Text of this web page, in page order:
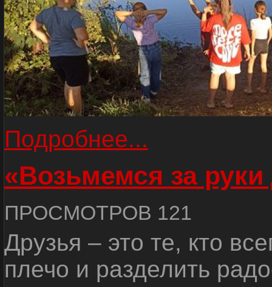
Подробнее...
«Возьмемся за руки
ПРОСМОТРОВ 121
Друзья – это те, кто
плечо и разделить